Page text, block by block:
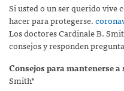
Si usted o un ser querido vive
hacer para protegerse.
Los doctores Cardinale B.
consejos y responden
Consejos para mantenerse a
Smith*